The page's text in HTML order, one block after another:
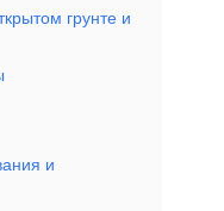
грунте и
и